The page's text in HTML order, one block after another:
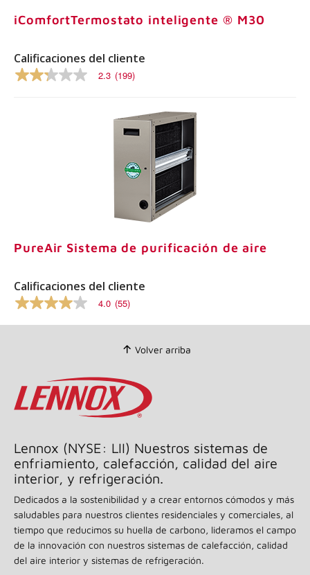
iComfortTermostato inteligente ® M30
Calificaciones del cliente
2.3
2.3 (199)
PureAir Sistema de purificación de aire
Calificaciones del cliente
4.0
value.
Read
55
page
link.
4.0 (55)
Volver arriba
Lennox (NYSE: LII) Nuestros sistemas de
enfriamiento, calefacción, calidad del aire
interior, y refrigeración.
Dedicados a la sostenibilidad y a crear entornos cómodos y más
saludables para nuestros clientes residenciales y comerciales, al
tiempo que reducimos su huella de carbono, lideramos el campo
de la innovación con nuestros sistemas de calefacción, calidad
del aire interior y sistemas de refrigeración.